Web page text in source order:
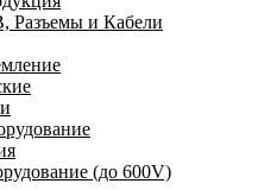
Разъемы и Кабели
(до 600V)